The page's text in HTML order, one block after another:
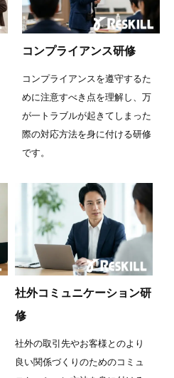
コンプライアンス研修
コンプライアンスを遵守するた
めに注意すべき点を理解し、万
が一トラブルが起きてしまった
際の対応方法を身に付ける研修
です。
社外コミュニケーション研
修
社外の取引先やお客様とのより
良い関係づくりのためのコミュ